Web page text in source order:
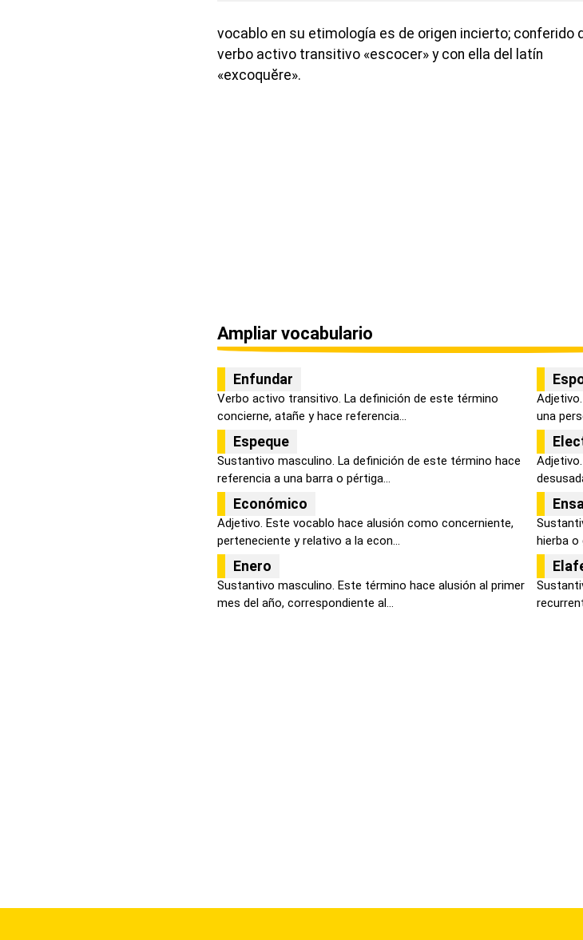
vocablo en su etimología es de origen incierto; conferido
verbo activo transitivo «escocer» y con ella del latín
«excoquĕre».
Ampliar vocabulario
Enfundar
Verbo activo transitivo. La definición de este término
concierne, atañe y hace referencia...
una
Espeque
Sustantivo masculino. La definición de este término hace
referencia a una barra o pértiga...
Económico
Adjetivo. Este vocablo hace alusión como concerniente,
perteneciente y relativo a la econ...
hierba o
Enero
Sustantivo masculino. Este término hace alusión al primer
mes del año, correspondiente al...